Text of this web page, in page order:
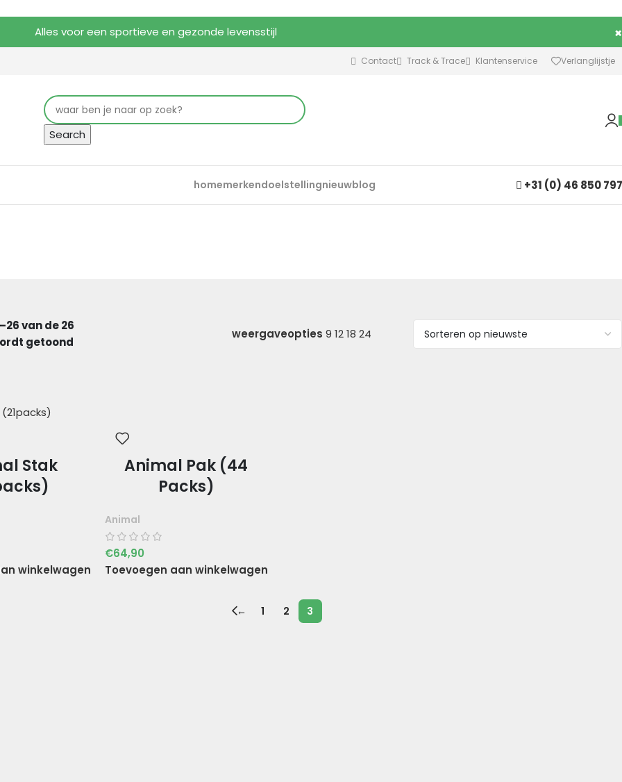
Alles voor een sportieve en gezonde levensstijl
×
Contact Track & Trace Klantenservice Verlanglijstje
Search
homemerkendoelstellingnieuwblog +31 (0) 46 850
van de 26
getoond
weergaveopties 9 1218 24
Stak
winkelwagen
Animal Pak (44
Packs)
Animal
€64,90
Toevoegen aan winkelwagen
← 1 2 3